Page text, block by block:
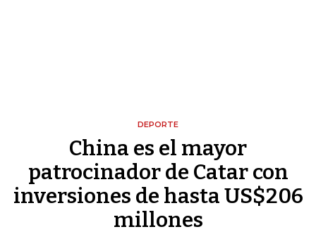
DEPORTE
China es el mayor
patrocinador de Catar con
inversiones de hasta US$206
millones